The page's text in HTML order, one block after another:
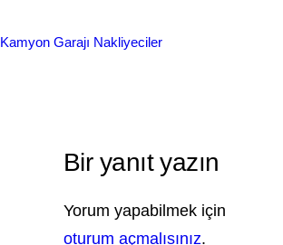
Kamyon Garajı Nakliyeciler
Bir yanıt yazın
Yorum yapabilmek için
oturum açmalısınız.